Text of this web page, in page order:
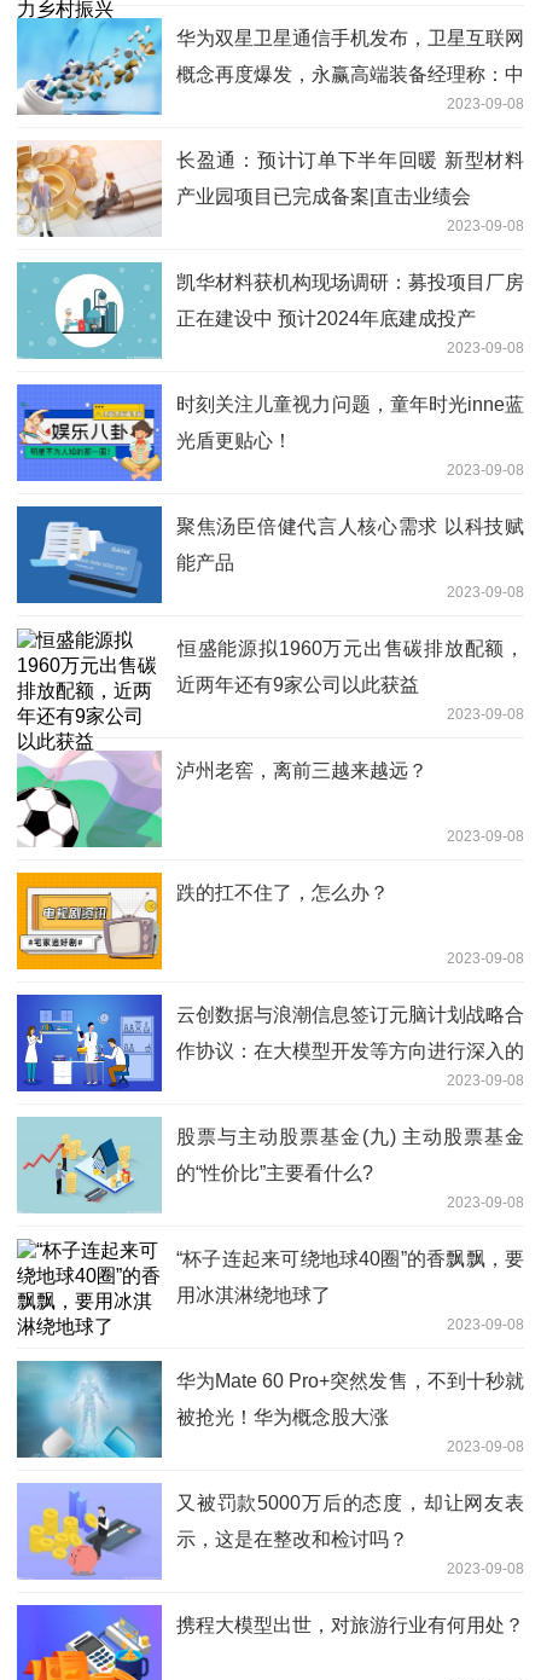
华为双星卫星通信手机发布，卫星互联网
概念再度爆发，永赢高端装备经理称：中
国星网建设加速，期待真正的“星辰大海”
2023-09-08
长盈通：预计订单下半年回暖 新型材料
产业园项目已完成备案|直击业绩会
2023-09-08
凯华材料获机构现场调研：募投项目厂房
正在建设中 预计2024年底建成投产
2023-09-08
时刻关注儿童视力问题，童年时光inne蓝
光盾更贴心！
2023-09-08
聚焦汤臣倍健代言人核心需求 以科技赋
能产品
2023-09-08
​恒盛能源拟1960万元出售碳排放配额，
近两年还有9家公司以此获益
2023-09-08
泸州老窖，离前三越来越远？
2023-09-08
跌的扛不住了，怎么办？
2023-09-08
云创数据与浪潮信息签订元脑计划战略合
作协议：在大模型开发等方向进行深入的
2023-09-08
股票与主动股票基金(九) 主动股票基金
的“性价比”主要看什么?
2023-09-08
“杯子连起来可绕地球40圈”的香飘飘，要
用冰淇淋绕地球了
2023-09-08
华为Mate 60 Pro+突然发售，不到十秒就
被抢光！华为概念股大涨
2023-09-08
又被罚款5000万后的态度，却让网友表
示，这是在整改和检讨吗？
2023-09-08
携程大模型出世，对旅游行业有何用处？